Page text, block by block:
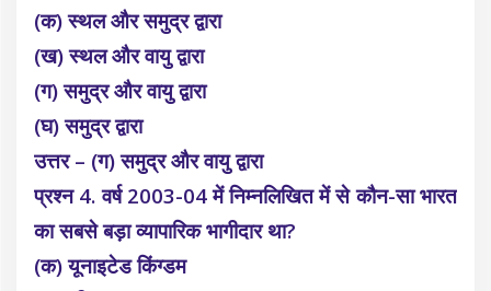
(क) स्थल और समुद्र द्वारा
(ख) स्थल और वायु द्वारा
(ग) समुद्र और वायु द्वारा
(घ) समुद्र द्वारा
उत्तर – (ग) समुद्र और वायु द्वारा
प्रश्न 4. वर्ष 2003-04 में निम्नलिखित में से कौन-सा भारत
का सबसे बड़ा व्यापारिक भागीदार था?
(क) यूनाइटेड किंग्डम